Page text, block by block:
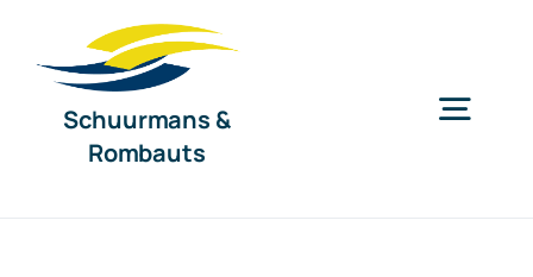
naar
Schuurmans &
Rombauts